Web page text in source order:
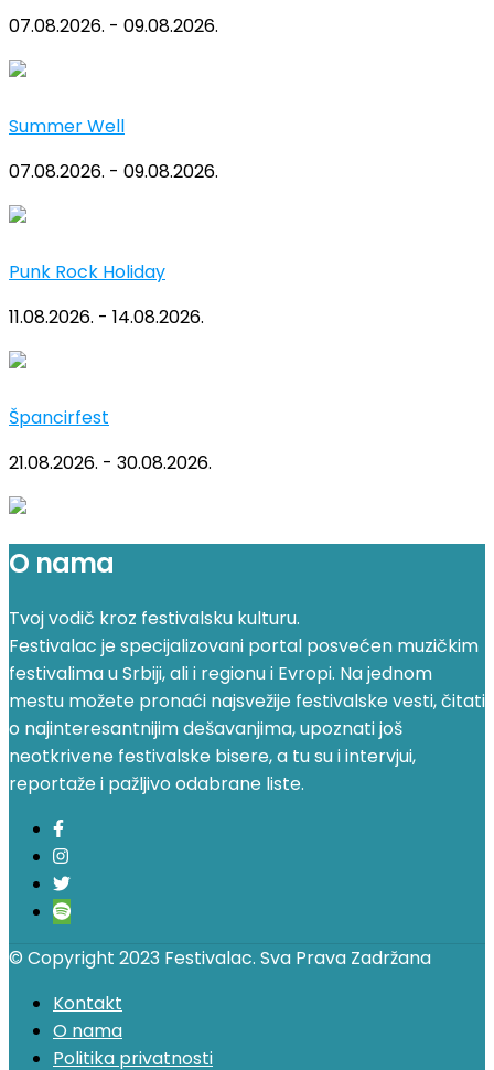
07.08.2026. - 09.08.2026.
Summer Well
07.08.2026. - 09.08.2026.
Punk Rock Holiday
11.08.2026. - 14.08.2026.
Špancirfest
21.08.2026. - 30.08.2026.
O nama
Tvoj vodič kroz festivalsku kulturu.
Festivalac je specijalizovani portal posvećen muzičkim
festivalima u Srbiji, ali i regionu i Evropi. Na jednom
mestu možete pronaći najsvežije festivalske vesti, čitati
o najinteresantnijim dešavanjima, upoznati još
neotkrivene festivalske bisere, a tu su i intervjui,
reportaže i pažljivo odabrane liste.
© Copyright 2023 Festivalac. Sva Prava Zadržana
Kontakt
O nama
Politika privatnosti